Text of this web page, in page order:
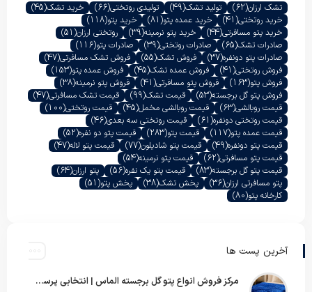
تشک ارزان(62) تولید تشک(49) تولیدی روتختی(66) خرید تشک(45)
خرید روتختی(41) خرید عمده پتو(81) خرید پتو(118)
خرید پتو مسافرتی(44) خرید پتو نرمینه(39) روتختی ارزان(51)
صادرات تشک(65) صادرات روتختی(39) صادرات پتو(116)
صادرات پتو دونفره(37) فروش تشک(55) فروش تشک مسافرتی(47)
فروش روتختی(41) فروش عمده تشک(45) فروش عمده پتو(153)
فروش پتو(163) فروش پتو مسافرتی(41) فروش پتو نرمینه(38)
فروش پتو گل برجسته(53) قیمت تشک(99) قیمت تشک مسافرتی(47)
قیمت روبالشی(63) قیمت روبالشی مخمل(45) قیمت روتختی(100)
قیمت روتختی دونفره(61) قیمت روتختی سه بعدی(46)
قیمت عمده پتو(117) قیمت پتو(283) قیمت پتو دو نفره(52)
قیمت پتو دونفره(49) قیمت پتو شادیلون(77) قیمت پتو لاله(47)
قیمت پتو مسافرتی(62) قیمت پتو نرمینه(54)
قیمت پتو گل برجسته(83) قیمت پتو یک نفره(56) پتو ارزان(64)
پتو مسافرتی ارزان(36) پخش تشک(38) پخش پتو(51)
کارخانه پتو(80)
آخرین پست ها
مرکز فروش انواع پتو گل برجسته الماس | انتخابی پرسود برای عمده‌فروشان